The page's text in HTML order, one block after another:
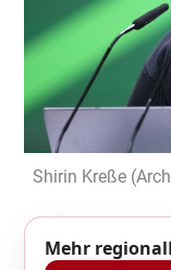
Shirin Kreße
Mehr